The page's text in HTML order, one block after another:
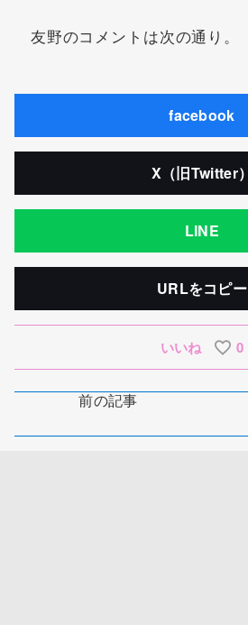
友野のコメントは次の通り。
facebook
X（旧Twitter）
LINE
URLをコピー
いいね 0
前の記事